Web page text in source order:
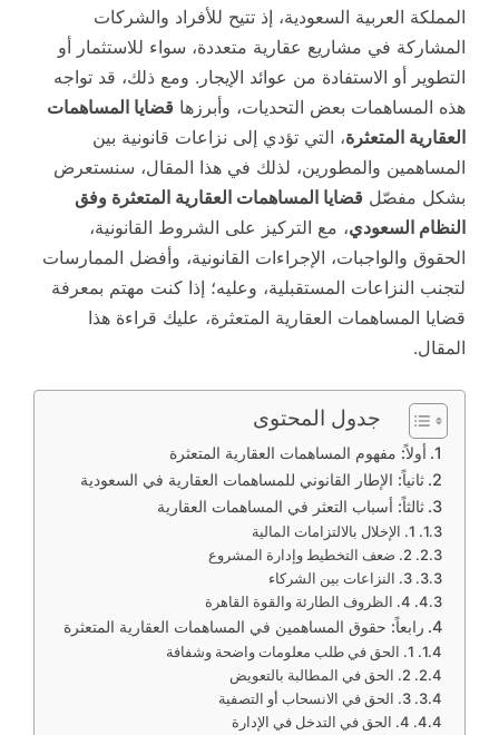
المملكة العربية السعودية، إذ تتيح للأفراد والشركات
المشاركة في مشاريع عقارية متعددة، سواء للاستثمار أو
التطوير أو الاستفادة من عوائد الإيجار. ومع ذلك، قد تواجه
هذه المساهمات بعض التحديات، وأبرزها قضايا المساهمات
العقارية المتعثرة، التي تؤدي إلى نزاعات قانونية بين
المساهمين والمطورين، لذلك في هذا المقال، سنستعرض
بشكل مفصّل قضايا المساهمات العقارية المتعثرة وفق
النظام السعودي، مع التركيز على الشروط القانونية،
الحقوق والواجبات، الإجراءات القانونية، وأفضل الممارسات
لتجنب النزاعات المستقبلية، وعليه؛ إذا كنت مهتم بمعرفة
قضايا المساهمات العقارية المتعثرة، عليك قراءة هذا
المقال.
جدول المحتوى
أولاً: مفهوم المساهمات العقارية المتعثرة
ثانياً: الإطار القانوني للمساهمات العقارية في السعودية
ثالثاً: أسباب التعثر في المساهمات العقارية
1. الإخلال بالالتزامات المالية
2. ضعف التخطيط وإدارة المشروع
3. النزاعات بين الشركاء
4. الظروف الطارئة والقوة القاهرة
رابعاً: حقوق المساهمين في المساهمات العقارية المتعثرة
1. الحق في طلب معلومات واضحة وشفافة
2. الحق في المطالبة بالتعويض
3. الحق في الانسحاب أو التصفية
4. الحق في التدخل في الإدارة